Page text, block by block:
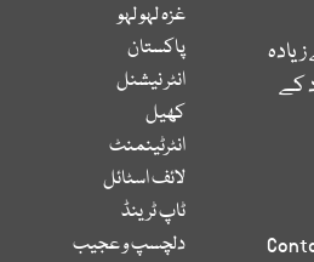
کے
غزہ لہو لہو
پاکستان
انٹر نیشنل
کھیل
انٹرٹینمنٹ
لائف اسٹائل
ٹاپ ٹرینڈ
دلچسپ و عجیب